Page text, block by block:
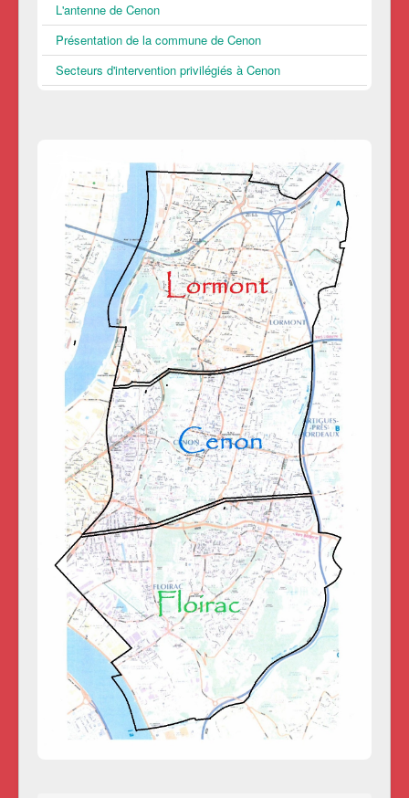
L'antenne de Cenon
Présentation de la commune de Cenon
Secteurs d'intervention privilégiés à Cenon